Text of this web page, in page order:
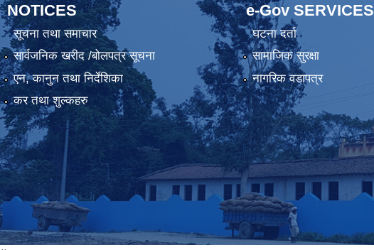
NOTICES
सूचना तथा समाचार
सार्वजनिक खरीद /बोलपत्र सूचना
एन, कानुन तथा निर्देशिका
कर तथा शुल्कहरु
e-Gov SERVICES
घटना दर्ता
सामाजिक सुरक्षा
नागरिक वडापत्र